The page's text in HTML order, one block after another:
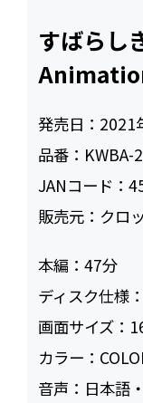
すばらし
発売日： 2021
品番： KWBA-
JANコード：
販売元： クロ
本編：47
ディスク仕様：
画面サイズ：
カラー：
音声： 日本語